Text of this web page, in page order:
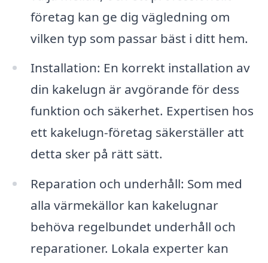
företag kan ge dig vägledning om
vilken typ som passar bäst i ditt hem.
Installation: En korrekt installation av
din kakelugn är avgörande för dess
funktion och säkerhet. Expertisen hos
ett kakelugn-företag säkerställer att
detta sker på rätt sätt.
Reparation och underhåll: Som med
alla värmekällor kan kakelugnar
behöva regelbundet underhåll och
reparationer. Lokala experter kan